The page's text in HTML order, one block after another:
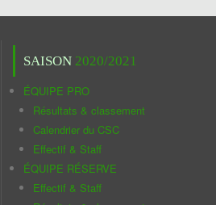
SAISON 2020/2021
ÉQUIPE PRO
Résultats & classement
Calendrier du CSC
Effectif & Staff
ÉQUIPE RÉSERVE
Effectif & Staff